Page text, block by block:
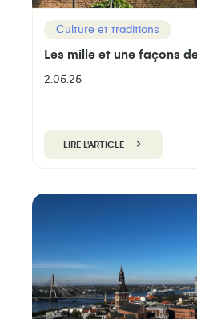
Culture et traditions
Les mille et une façons
2.05.25
LIRE L'ARTICLE